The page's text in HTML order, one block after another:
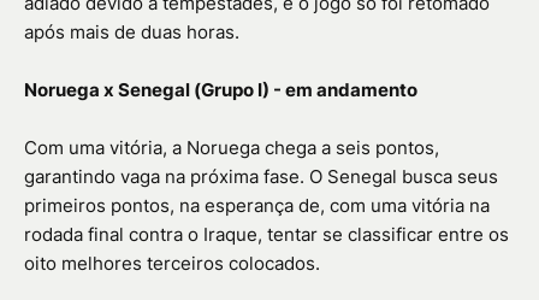
após mais de duas horas.
Noruega x Senegal (Grupo I) - em andamento
Com uma vitória, a Noruega chega a seis pontos,
garantindo vaga na próxima fase. O Senegal busca seus
primeiros pontos, na esperança de, com uma vitória na
rodada final contra o Iraque, tentar se classificar entre os
oito melhores terceiros colocados.